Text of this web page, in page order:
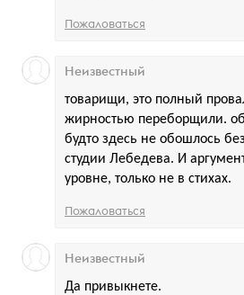
Пожаловаться
товарищи, это полный
жирностью переборщили.
будто здесь не обошлось
студии Лебедева. И
уровне, только не в стихах.
Неизвестный
Пожаловаться
Да привыкнете.
Неизвестный